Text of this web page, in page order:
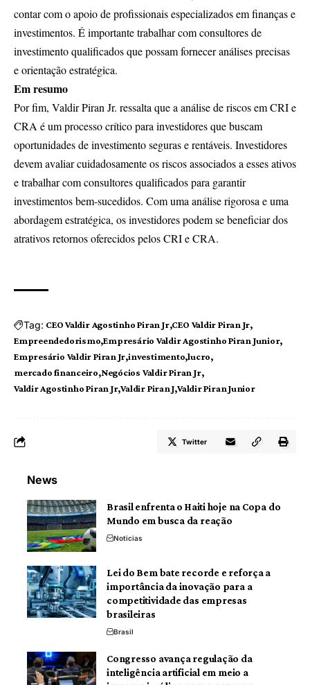
contar com o apoio de profissionais especializados em finanças e
investimentos. É importante trabalhar com consultores de
investimento qualificados que possam fornecer análises precisas
e orientação estratégica.
Em resumo
Por fim, Valdir Piran Jr. ressalta que a análise de riscos em CRI e
CRA é um processo crítico para investidores que buscam
oportunidades de investimento seguras e rentáveis. Investidores
devem avaliar cuidadosamente os riscos associados a esses ativos
e trabalhar com consultores qualificados para garantir
investimentos bem-sucedidos. Com uma análise rigorosa e uma
abordagem estratégica, os investidores podem se beneficiar dos
atrativos retornos oferecidos pelos CRI e CRA.
Tag: CEO Valdir Agostinho Piran Jr CEO Valdir Piran Jr
Empreendedorismo Empresário Valdir Agostinho Piran Junior
Empresário Valdir Piran Jr investimento lucro
mercado financeiro Negócios Valdir Piran Jr
Valdir Agostinho Piran Jr Valdir Piran J Valdir Piran Junior
Twitter
News
Brasil enfrenta o Haiti hoje na Copa do
Mundo em busca da reação
Noticias
Lei do Bem bate recorde e reforça a
importância da inovação para a
competitividade das empresas
brasileiras
Brasil
Congresso avança regulação da
inteligência artificial em meio a